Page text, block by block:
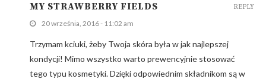
MY STRAWBERRY FIELDS
20 września, 2016 - 11:02 am
Trzymam kciuki, żeby Twoja skóra była w jak najlepszej
kondycji! Mimo wszystko warto prewencyjnie stosować
tego typu kosmetyki. Dzięki odpowiednim składnikom są w
REPLY